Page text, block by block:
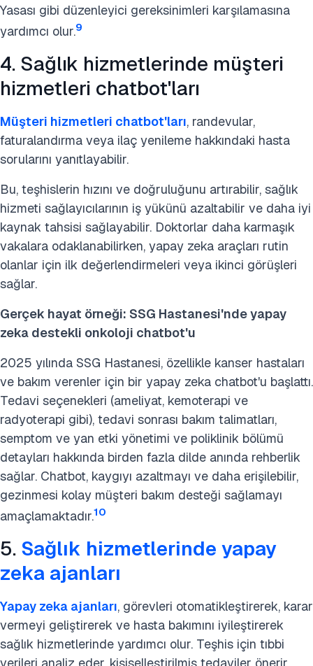
Yasası gibi düzenleyici gereksinimleri karşılamasına
yardımcı olur.9
4. Sağlık hizmetlerinde müşteri
hizmetleri chatbot'ları
Müşteri hizmetleri chatbot'ları, randevular,
faturalandırma veya ilaç yenileme hakkındaki hasta
sorularını yanıtlayabilir.
Bu, teşhislerin hızını ve doğruluğunu artırabilir, sağlık
hizmeti sağlayıcılarının iş yükünü azaltabilir ve daha iyi
kaynak tahsisi sağlayabilir. Doktorlar daha karmaşık
vakalara odaklanabilirken, yapay zeka araçları rutin
olanlar için ilk değerlendirmeleri veya ikinci görüşleri
sağlar.
Gerçek hayat örneği: SSG Hastanesi'nde yapay
zeka destekli onkoloji chatbot'u
2025 yılında SSG Hastanesi, özellikle kanser hastaları
ve bakım verenler için bir yapay zeka chatbot'u başlattı.
Tedavi seçenekleri (ameliyat, kemoterapi ve
radyoterapi gibi), tedavi sonrası bakım talimatları,
semptom ve yan etki yönetimi ve poliklinik bölümü
detayları hakkında birden fazla dilde anında rehberlik
sağlar. Chatbot, kaygıyı azaltmayı ve daha erişilebilir,
gezinmesi kolay müşteri bakım desteği sağlamayı
amaçlamaktadır.10
5. Sağlık hizmetlerinde yapay
zeka ajanları
Yapay zeka ajanları, görevleri otomatikleştirerek, karar
vermeyi geliştirerek ve hasta bakımını iyileştirerek
sağlık hizmetlerinde yardımcı olur. Teşhis için tıbbi
verileri analiz eder, kişiselleştirilmiş tedaviler önerir,